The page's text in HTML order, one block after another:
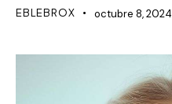
EBLEBROX octubre 8, 2024